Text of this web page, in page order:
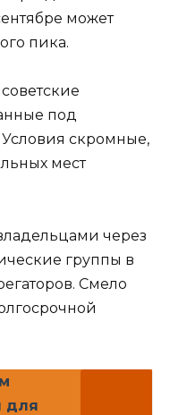
может
пика.
под
скромные,
мест
через
группы в
Смело
для